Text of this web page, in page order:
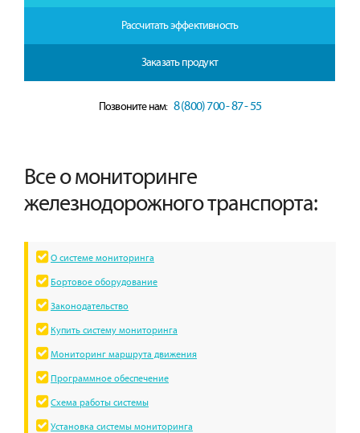
Рассчитать эффективность
Заказать продукт
Позвоните нам: 8 (800) 700 - 87 - 55
Все о мониторинге
железнодорожного транспорта:
О системе мониторинга
Бортовое оборудование
Законодательство
Купить систему мониторинга
Мониторинг маршрута движения
Программное обеспечение
Схема работы системы
Установка системы мониторинга